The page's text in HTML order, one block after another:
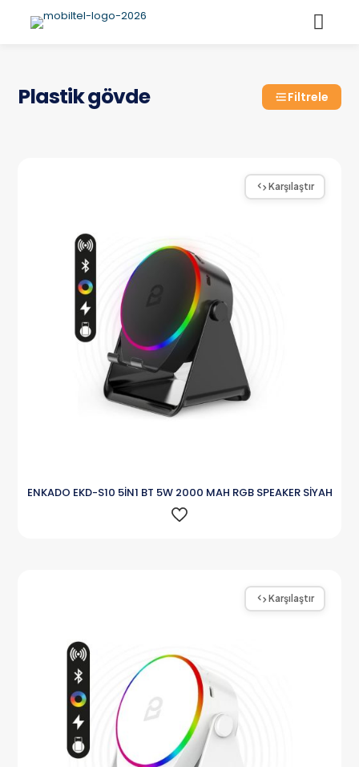
Plastik gövde Filtrele
Karşılaştır
ENKADO EKD-S10 5İN1 BT 5W 2000 MAH RGB SPEAKER SİYAH
Karşılaştır